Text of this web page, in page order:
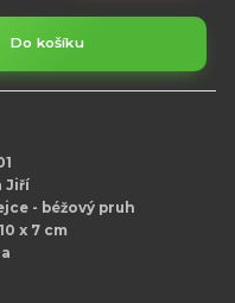
Do košíku
Jiří
- béžový pruh
x 7 cm